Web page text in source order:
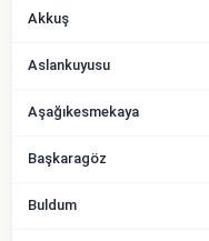
Akkuş
Aslankuyusu
Aşağıkesmekaya
Başkaragöz
Buldum